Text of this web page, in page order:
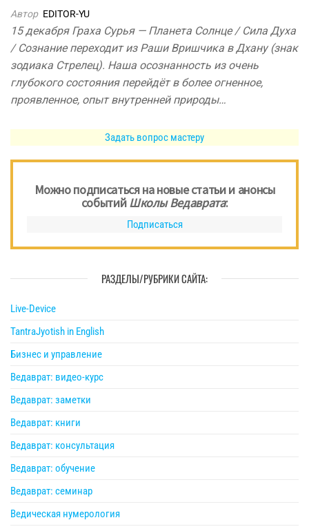
Автор EDITOR-YU
15 декабря Граха Сурья — Планета Солнце / Сила Духа
/ Сознание переходит из Раши Вришчика в Дхану (знак
зодиака Стрелец). Наша осознанность из очень
глубокого состояния перейдёт в более огненное,
проявленное, опыт внутренней природы…
Задать вопрос мастеру
Можно подписаться на новые статьи и анонсы
событийШколы Ведаврата:
Подписаться
РАЗДЕЛЫ/РУБРИКИ САЙТА:
Live-Device
TantraJyotish in English
Бизнес и управление
Ведаврат: видео-курс
Ведаврат: заметки
Ведаврат: книги
Ведаврат: консультация
Ведаврат: обучение
Ведаврат: семинар
Ведическая нумерология